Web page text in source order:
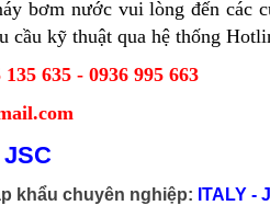
bơm nước vui lòng đến
cầu kỹ thuật qua hệ thống
635 - 0936 995 663
khẩu chuyên nghiệp: ITALY -